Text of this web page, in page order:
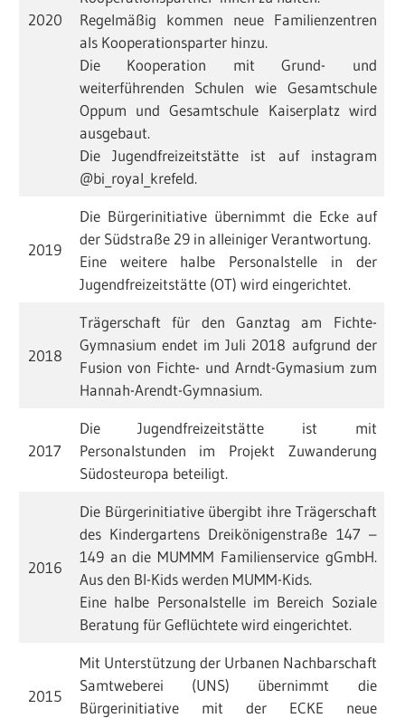
2020
Regelmäßig kommen neue Familienzentren
als Kooperationsparter hinzu.
Die Kooperation mit Grund- und
weiterführenden Schulen wie Gesamtschule
Oppum und Gesamtschule Kaiserplatz wird
ausgebaut.
Die Jugendfreizeitstätte ist auf instagram
@bi_royal_krefeld.
2019
Die Bürgerinitiative übernimmt die Ecke auf
der Südstraße 29 in alleiniger Verantwortung.
Eine weitere halbe Personalstelle in der
Jugendfreizeitstätte (OT) wird eingerichtet.
2018
Trägerschaft für den Ganztag am Fichte-
Gymnasium endet im Juli 2018 aufgrund der
Fusion von Fichte- und Arndt-Gymasium zum
Hannah-Arendt-Gymnasium.
2017
Die Jugendfreizeitstätte ist mit
Personalstunden im Projekt Zuwanderung
Südosteuropa beteiligt.
2016
Die Bürgerinitiative übergibt ihre Trägerschaft
des Kindergartens Dreikönigenstraße 147 –
149 an die MUMMM Familienservice gGmbH.
Aus den BI-Kids werden MUMM-Kids.
Eine halbe Personalstelle im Bereich Soziale
Beratung für Geflüchtete wird eingerichtet.
2015
Mit Unterstützung der Urbanen Nachbarschaft
Samtweberei (UNS) übernimmt die
Bürgerinitiative mit der ECKE neue